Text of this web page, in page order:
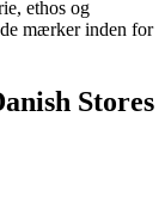
ethos og
mærker inden for
Stores